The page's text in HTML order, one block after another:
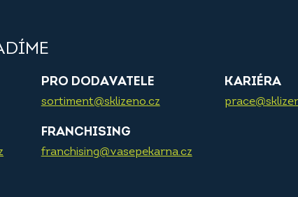
PRO DODAVATELE
sortiment@sklizeno.cz
KARIÉRA
FRANCHISING
franchising@vasepekarna.cz